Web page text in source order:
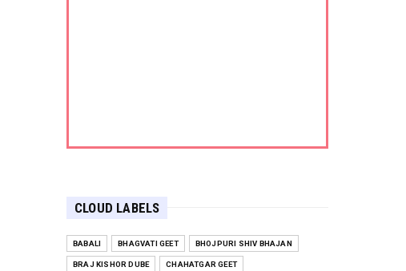
CLOUD LABELS
BABALI BHAGVATI GEET BHOJPURI SHIV BHAJAN
BRAJ KISHOR DUBE CHAHATGAR GEET